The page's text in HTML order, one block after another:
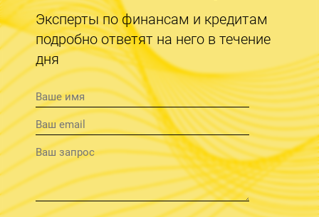
Эксперты по финансам и кредитам
подробно ответят на него в течение
дня